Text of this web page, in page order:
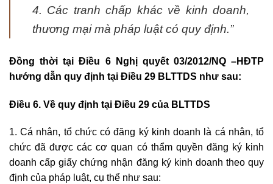
4. Các tranh chấp khác về kinh doanh,
thương mại mà pháp luật có quy định.”
Đồng thời tại Điều 6 Nghị quyết 03/2012/NQ –HĐTP
hướng dẫn quy định tại Điều 29 BLTTDS như sau:
Điều 6. Về quy định tại Điều 29 của BLTTDS
1. Cá nhân, tổ chức có đăng ký kinh doanh là cá nhân, tổ
chức đã được các cơ quan có thẩm quyền đăng ký kinh
doanh cấp giấy chứng nhận đăng ký kinh doanh theo quy
định của pháp luật, cụ thể như sau: